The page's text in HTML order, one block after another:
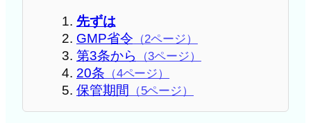
先ずは
GMP省令 （2ページ）
第3条から （3ページ）
20条 （4ページ）
保管期間 （5ページ）